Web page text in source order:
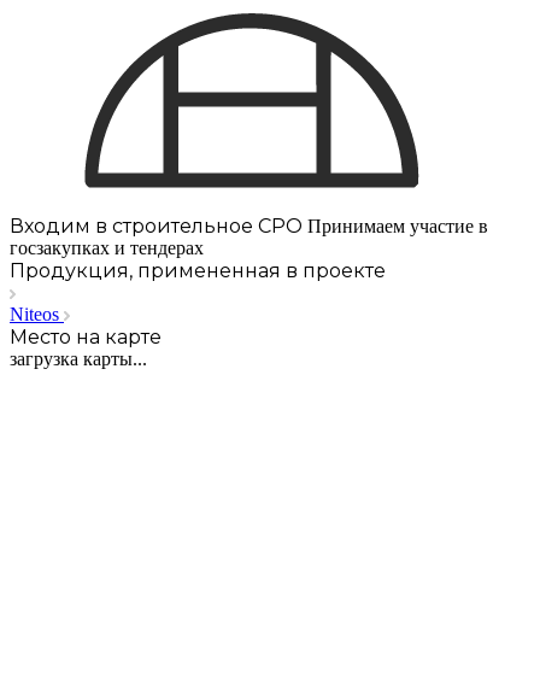
Входим в строительное СРО Принимаем участие в
госзакупках и тендерах
Продукция, примененная в проекте
Niteos
Место на карте
загрузка карты...